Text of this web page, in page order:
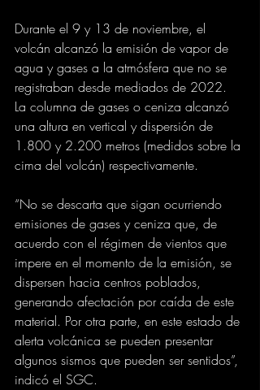
Durante el 9 y 13 de noviembre, el
volcán alcanzó la emisión de vapor de
agua y gases a la atmósfera que no se
registraban desde mediados de 2022.
La columna de gases o ceniza alcanzó
una altura en vertical y dispersión de
1.800 y 2.200 metros (medidos sobre la
cima del volcán) respectivamente.
“No se descarta que sigan ocurriendo
emisiones de gases y ceniza que, de
acuerdo con el régimen de vientos que
impere en el momento de la emisión, se
dispersen hacia centros poblados,
generando afectación por caída de este
material. Por otra parte, en este estado de
alerta volcánica se pueden presentar
algunos sismos que pueden ser sentidos”,
indicó el SGC.